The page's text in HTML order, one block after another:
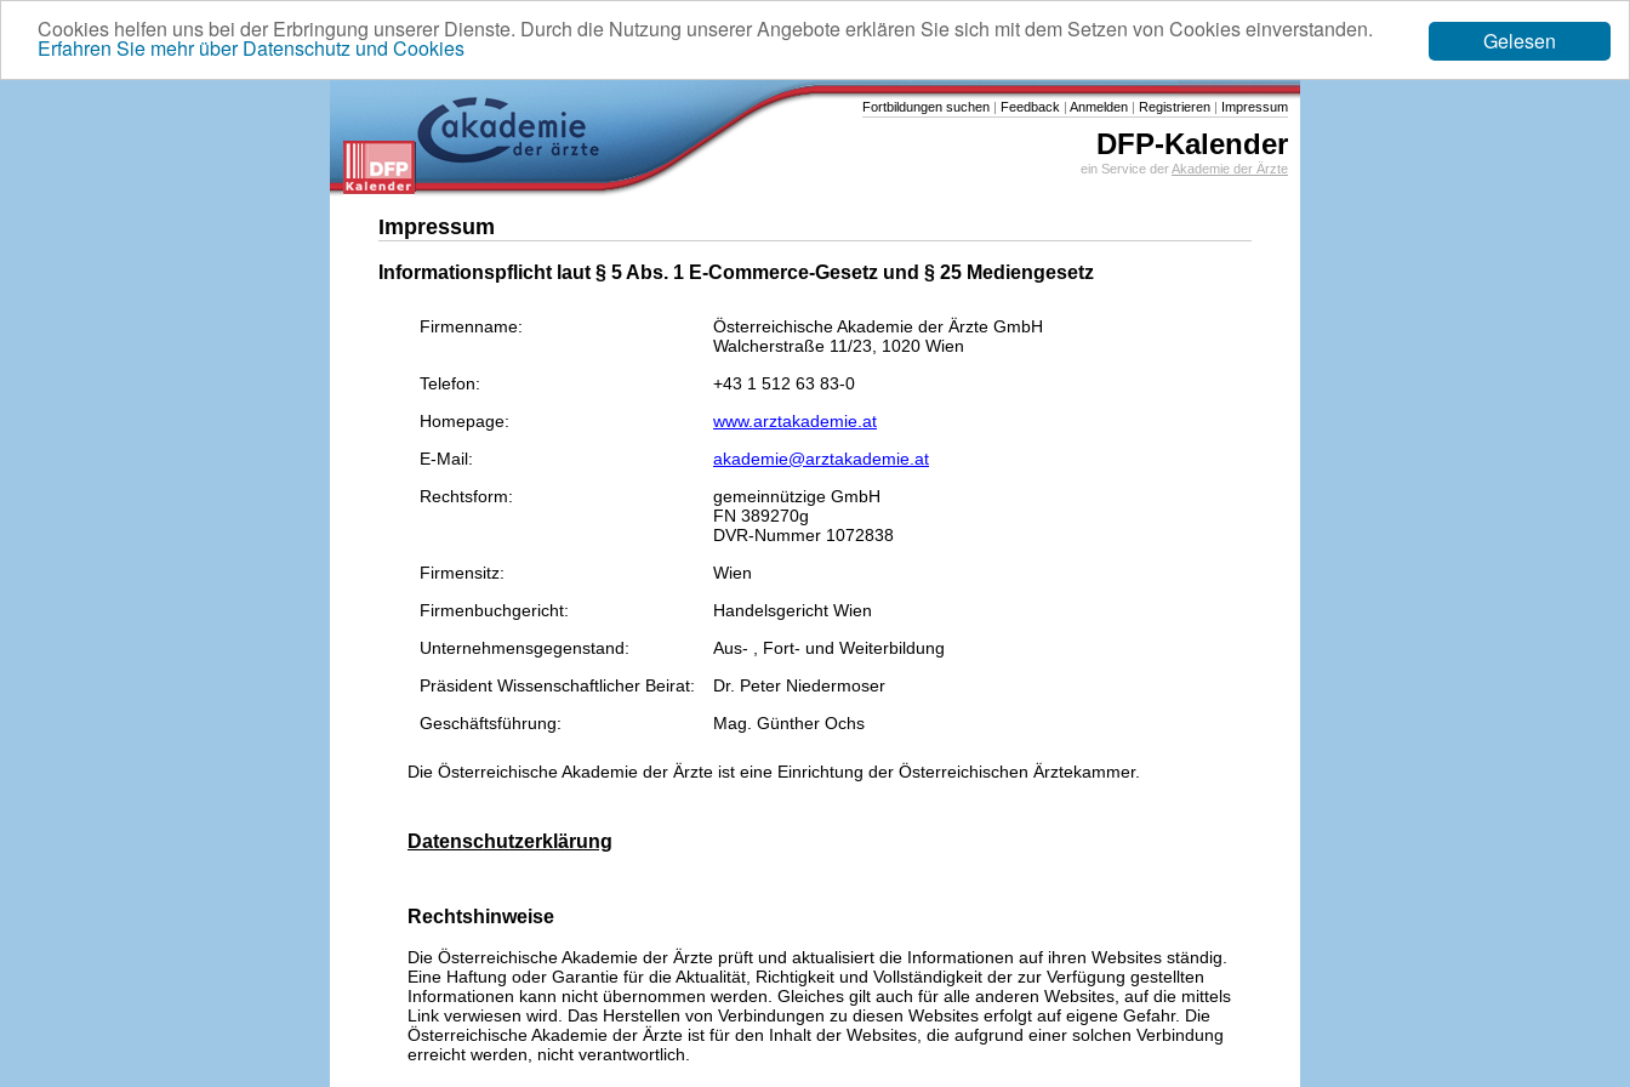
Gelesen
Cookies helfen uns bei der Erbringung unserer Dienste. Durch die Nutzung unserer Angebote erklären Sie sich mit dem Setzen von Cookies einverstanden.
Erfahren Sie mehr über Datenschutz und Cookies
Fortbildungen suchen | Feedback | Anmelden | Registrieren | Impressum
DFP-Kalender
ein Service derAkademie der Ärzte
Impressum
Informationspflicht laut § 5 Abs. 1 E-Commerce-Gesetz und § 25 Mediengesetz
Firmenname:
Österreichische Akademie der Ärzte GmbH
Walcherstraße 11/23, 1020 Wien
Telefon:
+43 1 512 63 83-0
Homepage:
www.arztakademie.at
E-Mail:
akademie@arztakademie.at
Rechtsform:
gemeinnützige GmbH
FN 389270g
DVR-Nummer 1072838
Firmensitz:
Wien
Firmenbuchgericht:
Handelsgericht Wien
Unternehmensgegenstand:
Aus- , Fort- und Weiterbildung
Präsident Wissenschaftlicher Beirat:
Dr. Peter Niedermoser
Geschäftsführung:
Mag. Günther Ochs
Die Österreichische Akademie der Ärzte ist eine Einrichtung der Österreichischen Ärztekammer.
Datenschutzerklärung
Rechtshinweise
Die Österreichische Akademie der Ärzte prüft und aktualisiert die Informationen auf ihren Websites ständig.
Eine Haftung oder Garantie für die Aktualität, Richtigkeit und Vollständigkeit der zur Verfügung gestellten
Informationen kann nicht übernommen werden. Gleiches gilt auch für alle anderen Websites, auf die mittels
Link verwiesen wird. Das Herstellen von Verbindungen zu diesen Websites erfolgt auf eigene Gefahr. Die
Österreichische Akademie der Ärzte ist für den Inhalt der Websites, die aufgrund einer solchen Verbindung
erreicht werden, nicht verantwortlich.